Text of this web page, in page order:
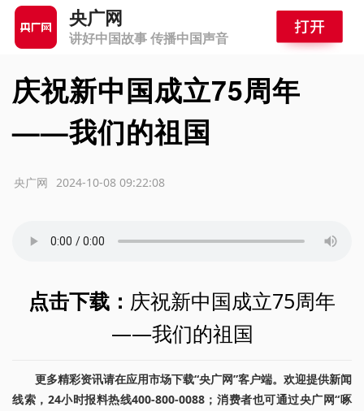
央广网
讲好中国故事 传播中国声音
庆祝新中国成立75周年
——我们的祖国
2024-10-08 09:22:08
央广网
点击下载： 庆祝新中国成立75周年
——我们的祖国
更多精彩资讯请在应用市场下载“央广网”客户端。欢迎提供新闻
线索，24小时报料热线400-800-0088；消费者也可通过央广网“啄